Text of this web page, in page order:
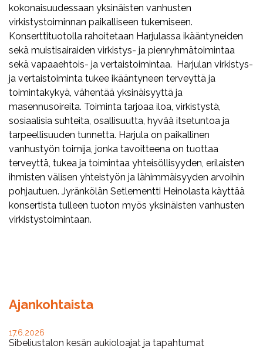
kokonaisuudessaan yksinäisten vanhusten
virkistystoiminnan paikalliseen tukemiseen.
Konserttituotolla rahoitetaan Harjulassa ikääntyneiden
sekä muistisairaiden virkistys- ja pienryhmätoimintaa
sekä vapaaehtois- ja vertaistoimintaa. Harjulan virkistys-
ja vertaistoiminta tukee ikääntyneen terveyttä ja
toimintakykyä, vähentää yksinäisyyttä ja
masennusoireita. Toiminta tarjoaa iloa, virkistystä,
sosiaalisia suhteita, osallisuutta, hyvää itsetuntoa ja
tarpeellisuuden tunnetta. Harjula on paikallinen
vanhustyön toimija, jonka tavoitteena on tuottaa
terveyttä, tukea ja toimintaa yhteisöllisyyden, erilaisten
ihmisten välisen yhteistyön ja lähimmäisyyden arvoihin
pohjautuen. Jyränkölän Setlementti Heinolasta käyttää
konsertista tulleen tuoton myös yksinäisten vanhusten
virkistystoimintaan.
Ajankohtaista
17.6.2026
Sibeliustalon kesän aukioloajat ja tapahtumat